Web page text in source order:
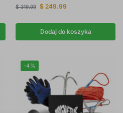
$319.99 $ 249.99
Dodaj do koszyka
-4%